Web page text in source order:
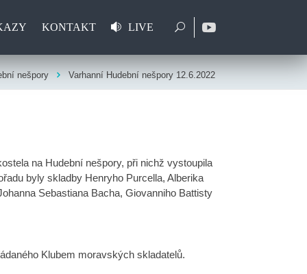
KONTAKT LIVE
nešpory Varhanní Hudební nešpory 12.6.2022
na Hudební nešpory, při nichž vystoupila
byly skladby Henryho Purcella, Alberika
Sebastiana Bacha, Giovanniho Battisty
Klubem moravských skladatelů.